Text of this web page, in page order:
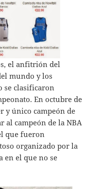
el anfitrión del
mundo y los
se clasificaron
En octubre de
y único campeón de
al campeón de la NBA
que fueron
organizado por la
en el que no se